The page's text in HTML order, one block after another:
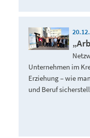
Unternehmen im
Erziehung – wie
und Beruf